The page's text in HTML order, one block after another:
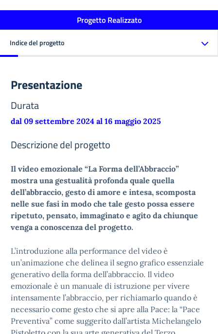
Progetto Realizzato
Indice del progetto
Presentazione
Durata
dal 09 settembre 2024 al 16 maggio 2025
Descrizione del progetto
Il video emozionale “La Forma dell’Abbraccio”
mostra una gestualità profonda quale quella
dell’abbraccio, gesto di amore e intesa, scomposta
nelle sue fasi in modo che tale gesto possa essere
ripetuto, pensato, immaginato e agito da chiunque
venga a conoscenza del progetto.
L’introduzione alla performance del video è
un’animazione che delinea il segno grafico essenziale
generativo della forma dell’abbraccio. Il video
emozionale è un manuale di istruzione per vivere
intensamente l’abbraccio, per richiamarlo quando è
necessario come gesto che si apre alla Pace: la “Pace
Preventiva” come suggerito dall’artista Michelangelo